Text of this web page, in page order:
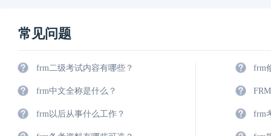
常见问题
frm二级考试内容有哪些？
frm中文全称是什么？
frm以后从事什么工作？
frm
frm